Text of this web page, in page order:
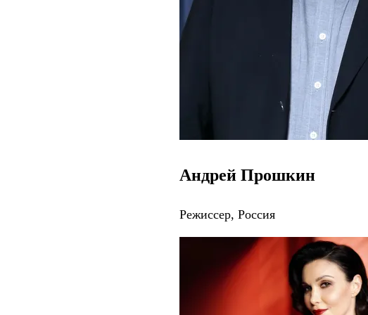
Андрей Прошкин
Режиссер, Россия